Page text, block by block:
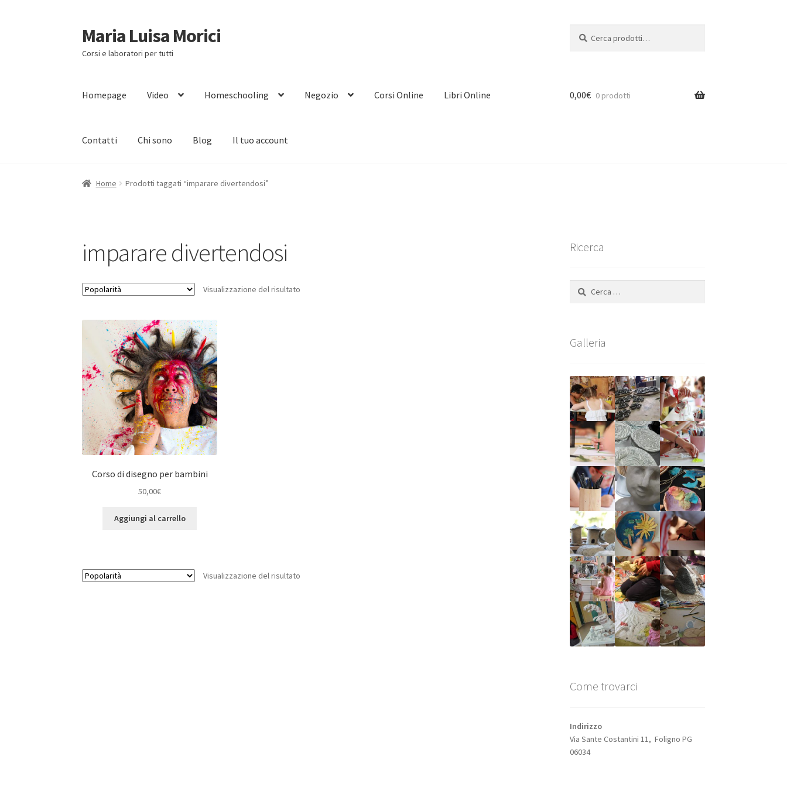
Vai
alla
navigazione
Vai
al
contenuto
Maria Luisa Morici
Corsi e laboratori per tutti
Homepage Video Homeschooling Negozio Corsi Online Libri Online
Contatti Chi sono Blog Il tuo account
0,00€ 0 prodotti
Home Prodotti taggati “imparare divertendosi”
imparare divertendosi
Visualizzazione del risultato
Corso di disegno per bambini
50,00€
Aggiungi al carrello
Visualizzazione del risultato
Ricerca
Ricerca
Galleria
Come trovarci
Indirizzo
Via Sante Costantini 11, Foligno PG
06034